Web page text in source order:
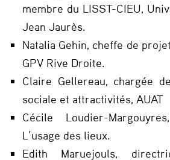
membre du LISST-CIEU,
Jean Jaurès.
Natalia Gehin, cheffe de
GPV Rive Droite.
Claire Gellereau, chargée
sociale et attractivités, AUAT
Cécile Loudier-
L’usage des lieux.
Edith Maruejouls,